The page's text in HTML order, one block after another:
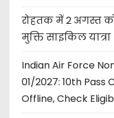
रोहतक में 2 अगस्त
मुक्ति साइकिल
Indian Air Force
01/2027: 10th Pass
Offline, Check